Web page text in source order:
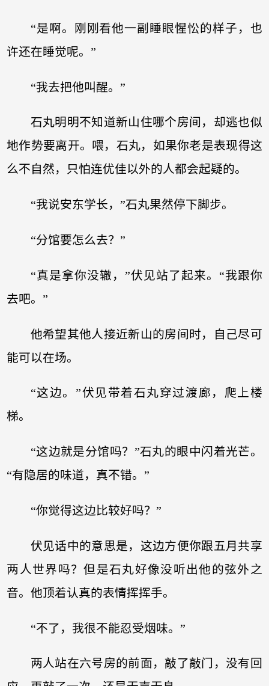
“是啊。刚刚看他一副睡眼惺忪的样子，也
许还在睡觉呢。”
“我去把他叫醒。”
石丸明明不知道新山住哪个房间，却逃也似
地作势要离开。喂，石丸，如果你老是表现得这
么不自然，只怕连优佳以外的人都会起疑的。
“我说安东学长，”石丸果然停下脚步。
“分馆要怎么去？”
“真是拿你没辙，”伏见站了起来。“我跟你
去吧。”
他希望其他人接近新山的房间时，自己尽可
能可以在场。
“这边。”伏见带着石丸穿过渡廊，爬上楼
梯。
“这边就是分馆吗？”石丸的眼中闪着光芒。
“有隐居的味道，真不错。”
“你觉得这边比较好吗？”
伏见话中的意思是，这边方便你跟五月共享
两人世界吗？但是石丸好像没听出他的弦外之
音。他顶着认真的表情挥挥手。
“不了，我很不能忍受烟味。”
两人站在六号房的前面，敲了敲门，没有回